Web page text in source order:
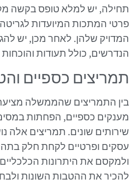
תחילה, יש למלא טופס בקשה
פרטי המתכות המיועדות
המדויק שלהן. לאחר מכן, יש
הנדרשים, כולל תעודות והוכחות
תמריצים כספיים
בין התמריצים שהממשלה
מענקים כספיים, הפחתות
שירותים שונים. תמריצים אלה
עסקים ופרטיים לקחת חלק
ולמקסם את היתרונות
להכיר את ההטבות השונות